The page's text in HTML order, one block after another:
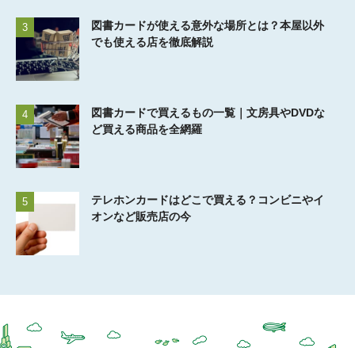
3
図書カードが使える意外な場所とは？本屋以外
でも使える店を徹底解説
4
図書カードで買えるもの一覧｜文房具やDVDな
ど買える商品を全網羅
5
テレホンカードはどこで買える？コンビニやイ
オンなど販売店の今